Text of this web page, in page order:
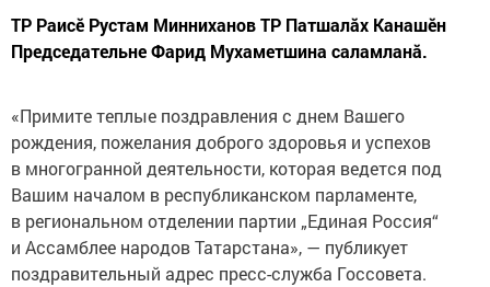
ТР Раисĕ Рустам Минниханов ТР Патшалăх Канашĕн
Председательне Фарид Мухаметшина саламланă.
«Примите теплые поздравления с днем Вашего
рождения, пожелания доброго здоровья и успехов
в многогранной деятельности, которая ведется под
Вашим началом в республиканском парламенте,
в региональном отделении партии „Единая Россия“
и Ассамблее народов Татарстана», — публикует
поздравительный адрес пресс-служба Госсовета.